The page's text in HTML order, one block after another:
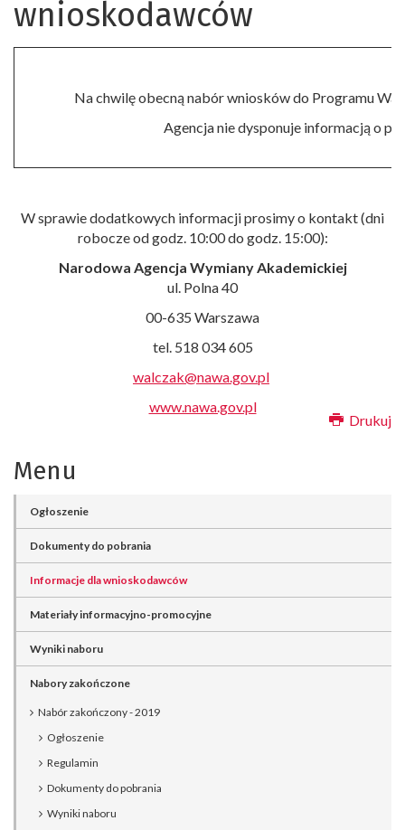
wnioskodawców
Na chwilę obecną nabór wniosków do Programu
Agencja nie dysponuje informacją o
W sprawie dodatkowych informacji prosimy o kontakt (dni
robocze od godz. 10:00 do godz. 15:00):
Narodowa Agencja Wymiany Akademickiej
ul. Polna 40
00-635 Warszawa
tel. 518 034 605
walczak@nawa.gov.pl
www.nawa.gov.pl
Drukuj
Menu
Ogłoszenie
Dokumenty do pobrania
Informacje dla wnioskodawców
Materiały informacyjno-promocyjne
Wyniki naboru
Nabory zakończone
Nabór zakończony - 2019
Ogłoszenie
Regulamin
Dokumenty do pobrania
Wyniki naboru